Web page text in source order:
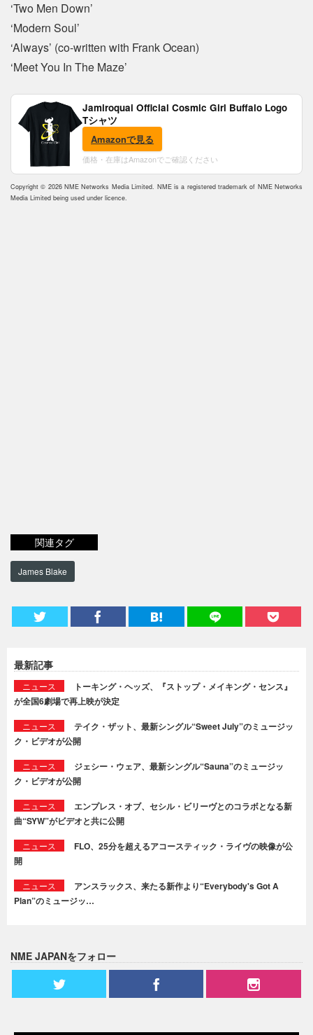
‘Two Men Down’
‘Modern Soul’
‘Always’ (co-written with Frank Ocean)
‘Meet You In The Maze’
Jamiroquai Official Cosmic Girl Buffalo Logo
Tシャツ
Amazonで見る
価格・在庫はAmazonでご確認ください
Copyright © 2026 NME Networks Media Limited. NME is a registered trademark of NME Networks
Media Limited being used under licence.
関連タグ
James Blake
最新記事
ニュース
トーキング・ヘッズ、『ストップ・メイキング・センス』
が全国6劇場で再上映が決定
ニュース
テイク・ザット、最新シングル“Sweet July”のミュージッ
ク・ビデオが公開
ニュース
ジェシー・ウェア、最新シングル“Sauna”のミュージッ
ク・ビデオが公開
ニュース
エンプレス・オブ、セシル・ビリーヴとのコラボとなる新
曲“SYW”がビデオと共に公開
ニュース
FLO、25分を超えるアコースティック・ライヴの映像が公
開
ニュース
アンスラックス、来たる新作より“Everybody's Got A
Plan”のミュージッ…
NME JAPANをフォロー